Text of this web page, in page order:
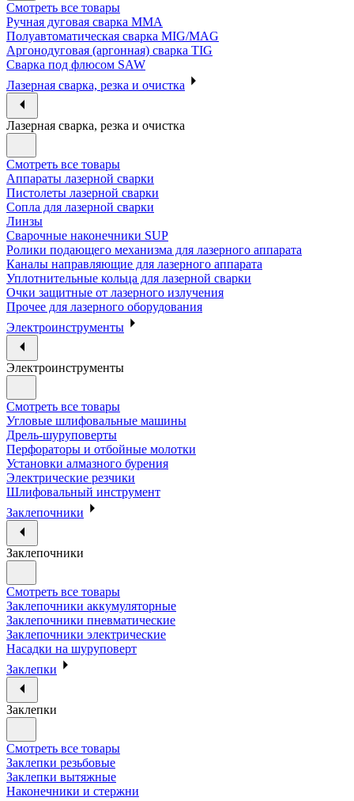
Смотреть все товары
Ручная дуговая сварка MMA
Полуавтоматическая сварка MIG/MAG
Аргонодуговая (аргонная) сварка TIG
Сварка под флюсом SAW
Лазерная сварка, резка и очистка
Лазерная сварка, резка и очистка
Смотреть все товары
Аппараты лазерной сварки
Пистолеты лазерной сварки
Сопла для лазерной сварки
Линзы
Сварочные наконечники SUP
Ролики подающего механизма для лазерного аппарата
Каналы направляющие для лазерного аппарата
Уплотнительные кольца для лазерной сварки
Очки защитные от лазерного излучения
Прочее для лазерного оборудования
Электроинструменты
Электроинструменты
Смотреть все товары
Угловые шлифовальные машины
Дрель-шуруповерты
Перфораторы и отбойные молотки
Установки алмазного бурения
Электрические резчики
Шлифовальный инструмент
Заклепочники
Заклепочники
Смотреть все товары
Заклепочники аккумуляторные
Заклепочники пневматические
Заклепочники электрические
Насадки на шуруповерт
Заклепки
Заклепки
Смотреть все товары
Заклепки резьбовые
Заклепки вытяжные
Наконечники и стержни